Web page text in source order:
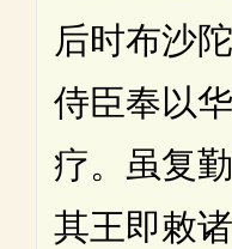
后时布沙
侍臣奉以
疗。虽复
其王即敕